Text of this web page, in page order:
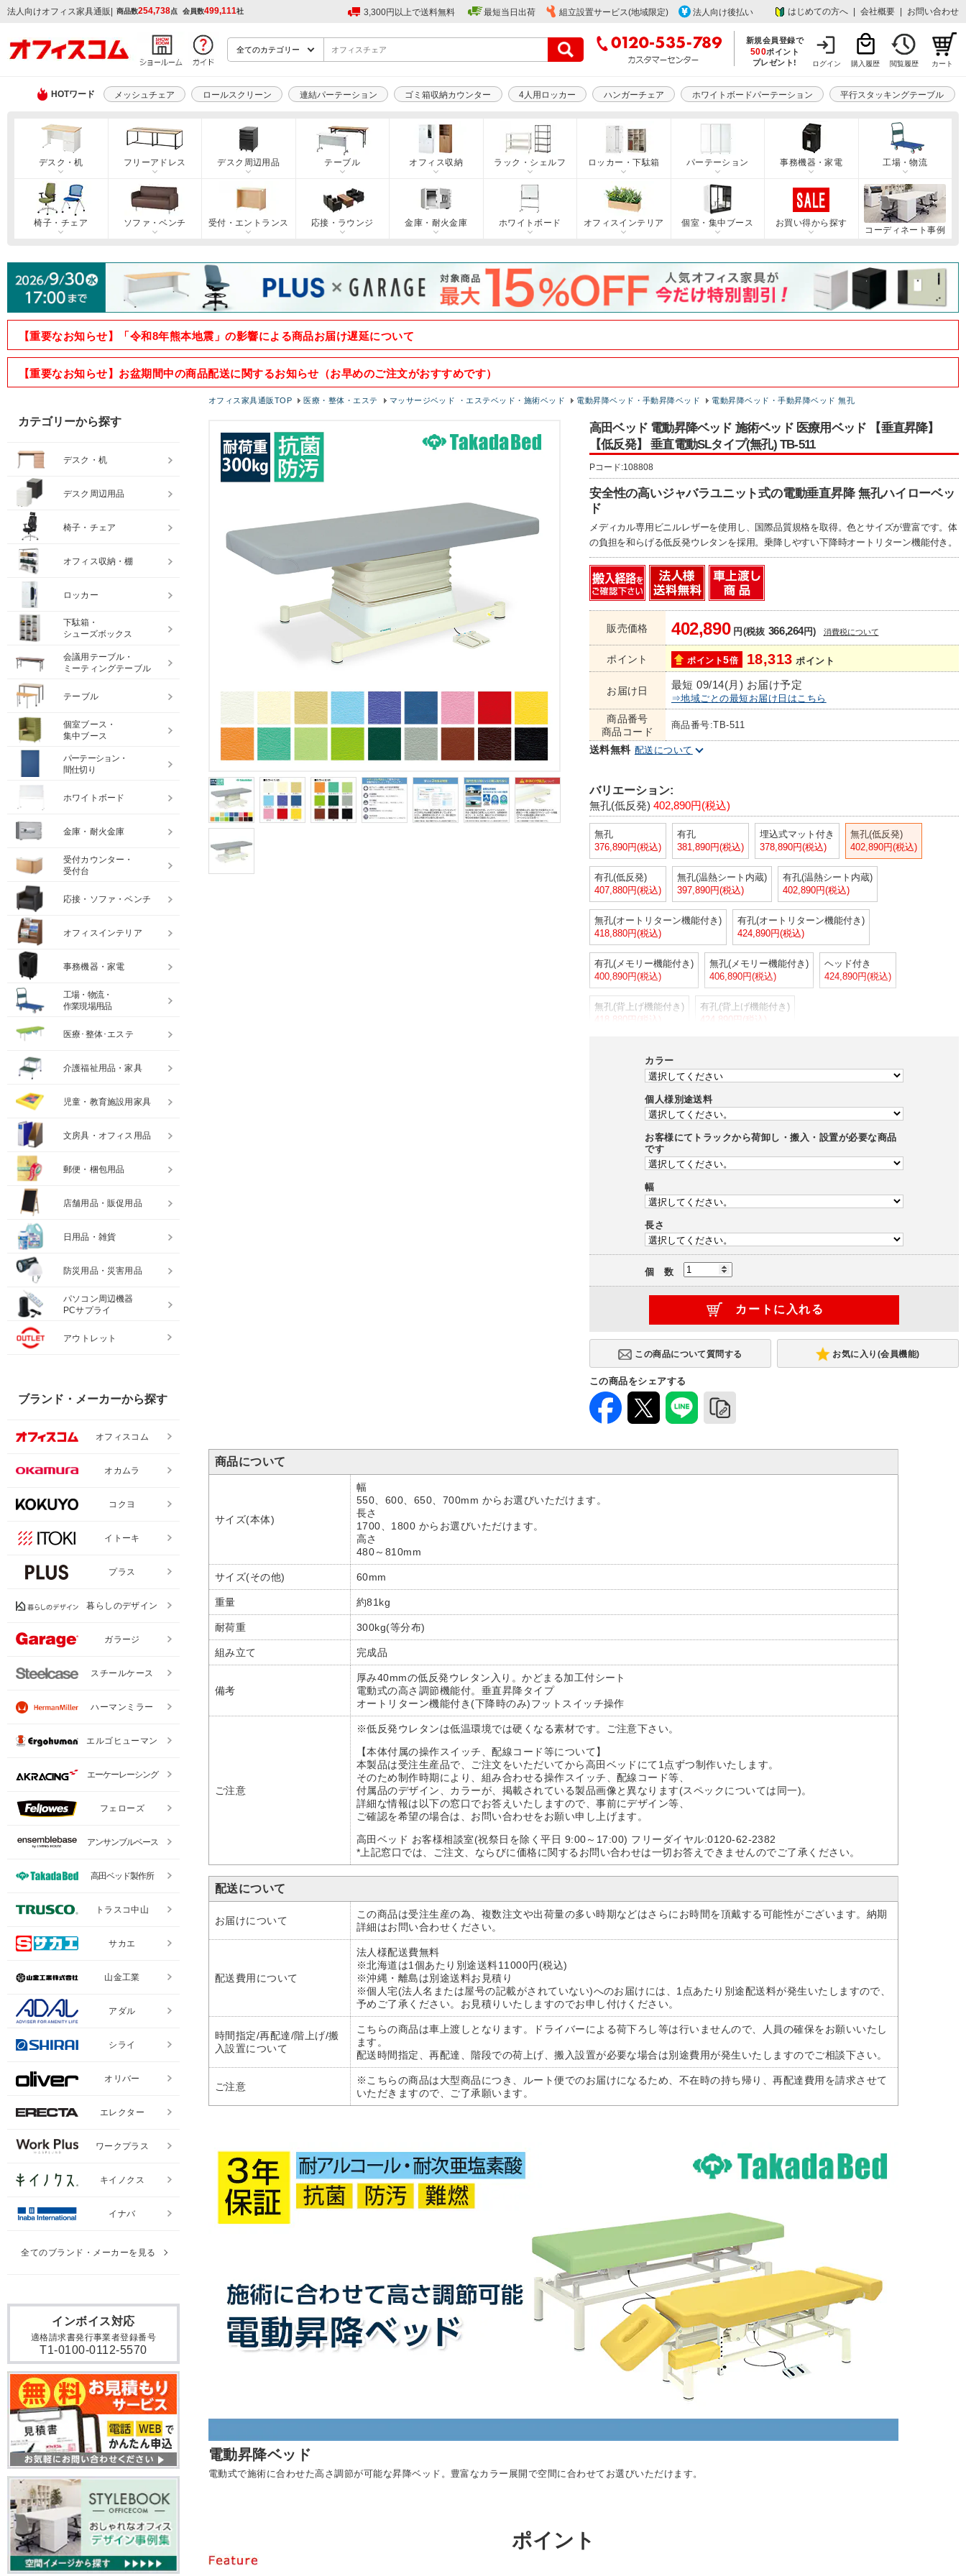
法人向けオフィス家具通販 | 商品数254,738点 会員数499,111社 3,300円以上で送料無料 最短当日出荷 組立設置サービス(地域限定) 法人向け後払い はじめての方へ 会社概要 お問い合わせ
新規会員登録で
500ポイント
プレゼント!
ログイン 購入履歴 閲覧履歴 カート
HOTワード メッシュチェア ロールスクリーン 連結パーテーション ゴミ箱収納カウンター 4人用ロッカー ハンガーチェア ホワイトボードパーテーション 平行スタッキングテーブル
デスク・机 フリーアドレス デスク周辺用品 テーブル オフィス収納 ラック・シェルフ ロッカー・下駄箱 パーテーション 事務機器・家電 工場・物流
椅子・チェア ソファ・ベンチ 受付・エントランス 応接・ラウンジ 金庫・耐火金庫 ホワイトボード オフィスインテリア 個室・集中ブース
お買い得から探す
コーディネート事例
【重要なお知らせ】「令和8年熊本地震」の影響による商品お届け遅延について
【重要なお知らせ】お盆期間中の商品配送に関するお知らせ（お早めのご注文がおすすめです）
オフィス家具通販TOP 医療・整体・エステ マッサージベッド ・エステベッド・施術ベッド 電動昇降ベッド・手動昇降ベッド 電動昇降ベッド・手動昇降ベッド 無孔
高田ベッド 電動昇降ベッド 施術ベッド 医療用ベッド 【垂直昇降】
【低反発】 垂直電動SLタイプ(無孔) TB-511
Pコード:108808
安全性の高いジャバラユニット式の電動垂直昇降 無孔ハイローベッ
ド
メディカル専用ビニルレザーを使用し、国際品質規格を取得。色とサイズが豊富です。体
の負担を和らげる低反発ウレタンを採用。乗降しやすい下降時オートリターン機能付き。
販売価格 402,890円(税抜 366,264円) 消費税について
ポイント ポイント5倍 18,313 ポイント
お届け日 最短 09/14(月) お届け予定
⇒地域ごとの最短お届け日はこちら
商品番号
商品コード
商品番号:TB-511
送料無料 配送について
バリエーション:
無孔(低反発) 402,890円(税込)
無孔
376,890円(税込)
有孔
381,890円(税込)
埋込式マット付き
378,890円(税込)
無孔(低反発)
402,890円(税込)
有孔(低反発)
407,880円(税込)
無孔(温熱シート内蔵)
397,890円(税込)
有孔(温熱シート内蔵)
402,890円(税込)
無孔(オートリターン機能付き)
418,880円(税込)
有孔(オートリターン機能付き)
424,890円(税込)
有孔(メモリー機能付き)
400,890円(税込)
無孔(メモリー機能付き)
406,890円(税込)
ヘッド付き
424,890円(税込)
無孔(背上げ機能付き)
418,880円(税込)
有孔(背上げ機能付き)
424,890円(税込)
カラー
個人様別途送料
お客様にてトラックから荷卸し・搬入・設置が必要な商品
です
幅
長さ
個 数
お気に入り(会員機能)
この商品をシェアする
商品について
サイズ(本体)
幅
550、600、650、700mm からお選びいただけます。
長さ
1700、1800 からお選びいただけます。
高さ
480～810mm
サイズ(その他) 60mm
重量 約81kg
耐荷重 300kg(等分布)
組み立て 完成品
備考
厚み40mmの低反発ウレタン入り。かどまる加工付シート
電動式の高さ調節機能付。垂直昇降タイプ
オートリターン機能付き(下降時のみ)フットスイッチ操作
ご注意
※低反発ウレタンは低温環境では硬くなる素材です。ご注意下さい。
【本体付属の操作スイッチ、配線コード等について】
本製品は受注生産品で、ご注文をいただいてから高田ベッドにて1点ずつ制作いたします。
そのため制作時期により、組み合わせる操作スイッチ、配線コード等、
付属品のデザイン、カラーが、掲載されている製品画像と異なります(スペックについては同一)。
詳細な情報は以下の窓口でお答えいたしますので、事前にデザイン等、
ご確認を希望の場合は、お問い合わせをお願い申し上げます。
高田ベッド お客様相談室(祝祭日を除く平日 9:00～17:00) フリーダイヤル:0120-62-2382
*上記窓口では、ご注文、ならびに価格に関するお問い合わせは一切お答えできませんのでご了承ください。
配送について
お届けについて
この商品は受注生産の為、複数注文や出荷量の多い時期などはさらにお時間を頂戴する可能性がございます。納期
詳細はお問い合わせください。
配送費用について
法人様配送費無料
※北海道は1個あたり別途送料11000円(税込)
※沖縄・離島は別途送料お見積り
※個人宅(法人名または屋号の記載がされていない)へのお届けには、1点あたり別途配送料が発生いたしますので、
予めご了承ください。お見積りいたしますのでお申し付けください。
時間指定/再配達/階上げ/搬
入設置について
こちらの商品は車上渡しとなります。ドライバーによる荷下ろし等は行いませんので、人員の確保をお願いいたし
ます。
配送時間指定、再配達、階段での荷上げ、搬入設置が必要な場合は別途費用が発生いたしますのでご相談下さい。
ご注意
※こちらの商品は大型商品につき、ルート便でのお届けになるため、不在時の持ち帰り、再配達費用を請求させて
いただきますので、ご了承願います。
電動昇降ベッド
電動式で施術に合わせた高さ調節が可能な昇降ベッド。豊富なカラー展開で空間に合わせてお選びいただけます。
ポイント
インボイス対応
適格請求書発行事業者登録番号
T1-0100-0112-5570
カテゴリーから探す
デスク・机
デスク周辺用品
椅子・チェア
オフィス収納・棚
ロッカー
下駄箱・
シューズボックス
会議用テーブル・
ミーティングテーブル
テーブル
個室ブース・
集中ブース
パーテーション・
間仕切り
ホワイトボード
金庫・耐火金庫
受付カウンター・
受付台
応接・ソファ・ベンチ
オフィスインテリア
事務機器・家電
工場・物流・
作業現場用品
医療･整体･エステ
介護福祉用品・家具
児童・教育施設用家具
文房具・オフィス用品
郵便・梱包用品
店舗用品・販促用品
日用品・雑貨
防災用品・災害用品
パソコン周辺機器
PCサプライ
アウトレット
ブランド・メーカーから探す
オフィスコム
オカムラ
コクヨ
イトーキ
プラス
暮らしのデザイン
ガラージ
スチールケース
ハーマンミラー
エルゴヒューマン
エーケーレーシング
フェローズ
アンサンブルベース
高田ベッド製作所
トラスコ中山
サカエ
山金工業
アダル
シライ
オリバー
エレクター
ワークプラス
キイノクス
イナバ
全てのブランド・メーカーを見る